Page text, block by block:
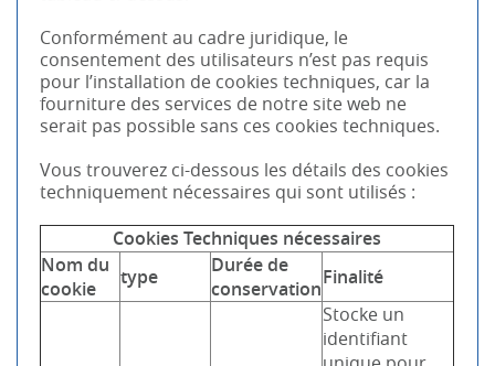
Conformément au cadre juridique, le
consentement des utilisateurs n’est pas requis
pour l’installation de cookies techniques, car la
fourniture des services de notre site web ne
serait pas possible sans ces cookies techniques.
Vous trouverez ci-dessous les détails des cookies
techniquement nécessaires qui sont utilisés :
Cookies Techniques nécessaires
Nom du
cookie
type
Durée de
conservationFinalité
Stocke un
identifiant